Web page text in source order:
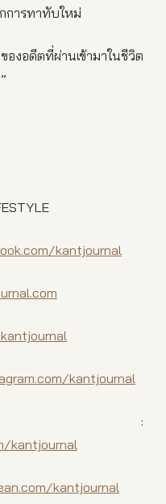
การทาทับใหม่
องอดีตที่ผ่านเข้ามาในชีวิต
kantjournal
kantjournal
:
kantjournal
kantjournal